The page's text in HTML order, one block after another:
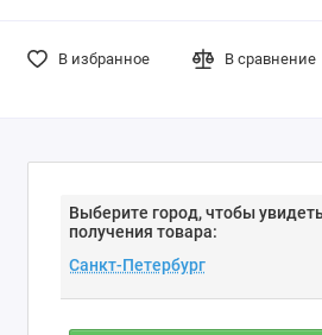
В избранное В сравнение
Выберите город, чтобы
получения товара: